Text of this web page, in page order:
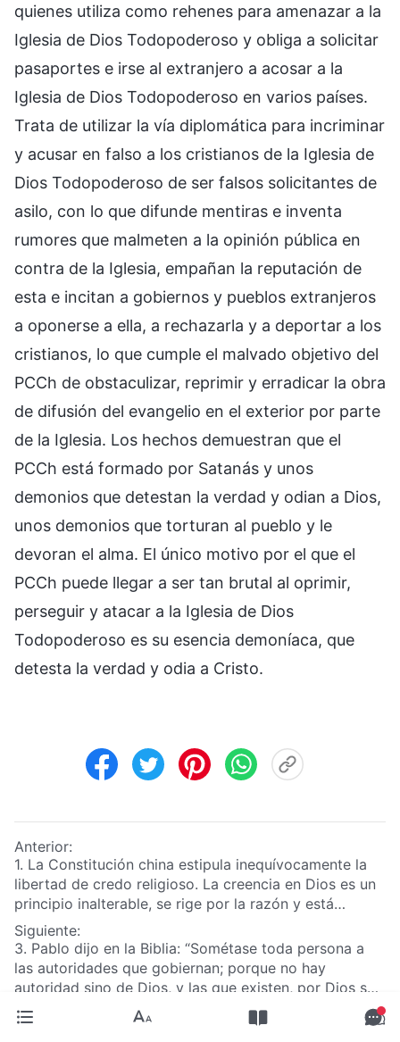
quienes utiliza como rehenes para amenazar a la
Iglesia de Dios Todopoderoso y obliga a solicitar
pasaportes e irse al extranjero a acosar a la
Iglesia de Dios Todopoderoso en varios países.
Trata de utilizar la vía diplomática para incriminar
y acusar en falso a los cristianos de la Iglesia de
Dios Todopoderoso de ser falsos solicitantes de
asilo, con lo que difunde mentiras e inventa
rumores que malmeten a la opinión pública en
contra de la Iglesia, empañan la reputación de
esta e incitan a gobiernos y pueblos extranjeros
a oponerse a ella, a rechazarla y a deportar a los
cristianos, lo que cumple el malvado objetivo del
PCCh de obstaculizar, reprimir y erradicar la obra
de difusión del evangelio en el exterior por parte
de la Iglesia. Los hechos demuestran que el
PCCh está formado por Satanás y unos
demonios que detestan la verdad y odian a Dios,
unos demonios que torturan al pueblo y le
devoran el alma. El único motivo por el que el
PCCh puede llegar a ser tan brutal al oprimir,
perseguir y atacar a la Iglesia de Dios
Todopoderoso es su esencia demoníaca, que
detesta la verdad y odia a Cristo.
Anterior:
1. La Constitución china estipula inequívocamente la
libertad de credo religioso. La creencia en Dios es un
principio inalterable, se rige por la razón y está
conforme a la ley. Entonces, ¿por qué el PCCh ataca,
reprime e intenta exterminar la creencia religiosa, de
manera que priva al pueblo chino de su derecho a la
libertad de credo religioso? ¿Por qué trata a los
revolucionarios para reprimirlos, perseguirlos, e
Siguiente:
3. Pablo dijo en la Biblia: “Sométase toda persona a
las autoridades que gobiernan; porque no hay
autoridad sino de Dios, y las que existen, por Dios son
constituidas. Por consiguiente, el que resiste a la
autoridad, a lo ordenado por Dios se ha opuesto; y los